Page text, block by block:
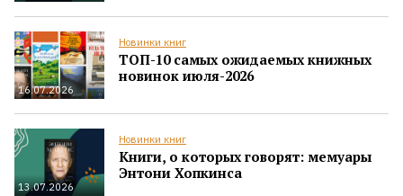
16.07.2026
Новинки книг
ТОП-10 самых ожидаемых книжных
новинок июля-2026
13.07.2026
Новинки книг
Книги, о которых говорят: мемуары
Энтони Хопкинса